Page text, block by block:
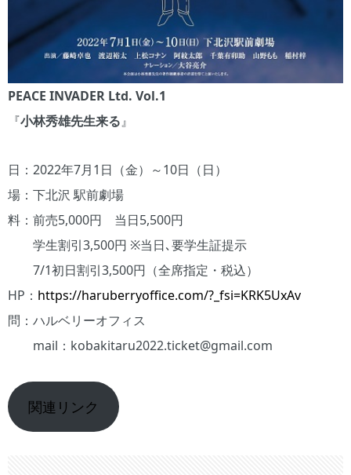
PEACE INVADER Ltd. Vol.1
『小林秀雄先生来る』
日：2022年7月1日（金）～10日（日）
場：下北沢 駅前劇場
料：前売5,000円 当日5,500円
学生割引3,500円 ※当日､要学生証提示
7/1初日割引3,500円（全席指定・税込）
HP： https://haruberryoffice.com/?_fsi=KRK5UxAv
問：ハルベリーオフィス
mail：kobakitaru2022.ticket@gmail.com
関連リンク